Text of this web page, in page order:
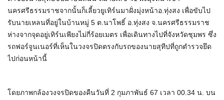
นครศรีธรรมราชจากนั้นก็เลี้ยวยูเทิร์นมาฝั่งมุ่งหน้าอ.ทุ่งสง เพื่อขับไป
รับนายเหลนที่อยู่ในบ้านหมู่ 5 ต.นาโพธิ์ อ.ทุ่งสง จ.นครศรีธรรมราช
ห่างจากจุดอยู่เทิร์นเพียงไม่กี่ร้อยเมตร เพื่อเดินทางไปที่จังหวัดชุมพร ซึ่ง
รถฟอร์จูนเนอร์ที่เห็นในวงจรปิดตรงกับรถของนายสุทีปที่ถูกตำรวจยึด
ไปก่อนหน้านี้
โดยภาพกล้องวงจรปิดของคืนวันที่ 2 กุมภาพันธ์ 67 เวลา 00.34 น. บน